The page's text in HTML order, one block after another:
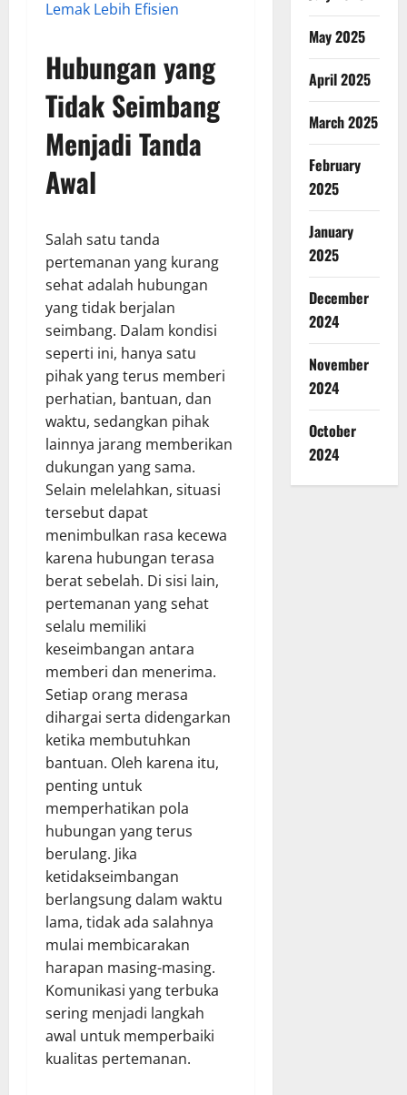
Lemak Lebih Efisien
Hubungan yang
Tidak Seimbang
Menjadi Tanda
Awal
Salah satu tanda
pertemanan yang kurang
sehat adalah hubungan
yang tidak berjalan
seimbang. Dalam kondisi
seperti ini, hanya satu
pihak yang terus memberi
perhatian, bantuan, dan
waktu, sedangkan pihak
lainnya jarang memberikan
dukungan yang sama.
Selain melelahkan, situasi
tersebut dapat
menimbulkan rasa kecewa
karena hubungan terasa
berat sebelah. Di sisi lain,
pertemanan yang sehat
selalu memiliki
keseimbangan antara
memberi dan menerima.
Setiap orang merasa
dihargai serta didengarkan
ketika membutuhkan
bantuan. Oleh karena itu,
penting untuk
memperhatikan pola
hubungan yang terus
berulang. Jika
ketidakseimbangan
berlangsung dalam waktu
lama, tidak ada salahnya
mulai membicarakan
harapan masing-masing.
Komunikasi yang terbuka
sering menjadi langkah
awal untuk memperbaiki
kualitas pertemanan.
May 2025
April 2025
March 2025
February
2025
January
2025
December
2024
November
2024
October
2024